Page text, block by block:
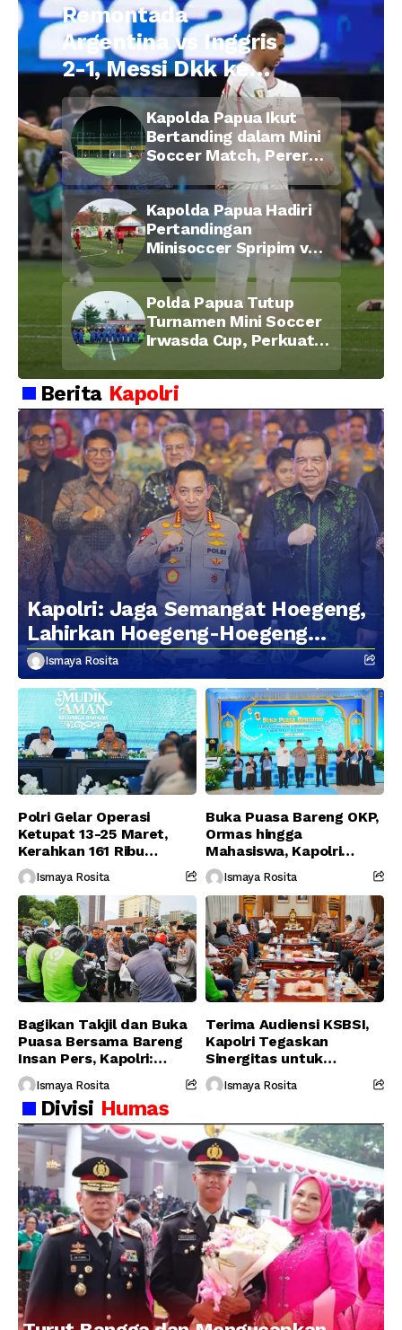
Remontada
Argentina vs Inggris
2-1, Messi Dkk ke
Final Piala Dunia
2026
Kapolda Papua Ikut
Bertanding dalam Mini
Soccer Match, Pererat
Kebersamaan Personel
di Bulan Ramadan
Kapolda Papua Hadiri
Pertandingan
Minisoccer Spripim vs
Bid Propam, Pererat
Soliditas dan
Kebersamaan Personel
Polda Papua Tutup
Turnamen Mini Soccer
Irwasda Cup, Perkuat
Kebersamaan Personel
Berita Kapolri
Kapolri: Jaga Semangat Hoegeng,
Lahirkan Hoegeng-Hoegeng
Berikutnya
Ismaya Rosita
Polri Gelar Operasi
Ketupat 13-25 Maret,
Kerahkan 161 Ribu
Personel Gabungan
Ismaya Rosita
Buka Puasa Bareng OKP,
Ormas hingga
Mahasiswa, Kapolri
Serukan Jaga
Persatuan-Dukung
Program Pemerintah
Ismaya Rosita
Bagikan Takjil dan Buka
Puasa Bersama Bareng
Insan Pers, Kapolri:
Suara Media Suara
Publik
Ismaya Rosita
Terima Audiensi KSBSI,
Kapolri Tegaskan
Sinergitas untuk
Perjuangkan Hak Buruh
Ismaya Rosita
Divisi Humas